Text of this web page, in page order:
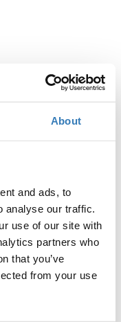
About
and ads, to
analyse our traffic.
use of our site with
partners who
that you’ve
from your use
την
ενημερώσει τις
στρατηγικές που
και
μια επιχείρηση
μεγιστοποιούν τα
χρήσης του
επίπεδο, με
και ανάλυση
για τις
σημειώνει
της τεχνολογίας